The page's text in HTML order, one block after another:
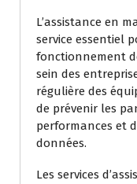
L’assistance en
service essentiel
fonctionnement
sein des
régulière des
de prévenir les
performances et
données.
Les services